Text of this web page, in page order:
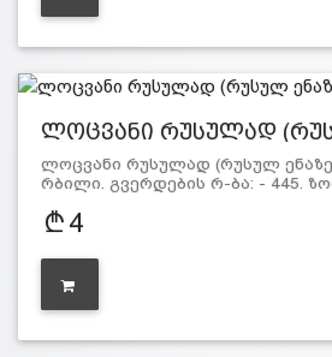
ლოცვანი რუსულად
ლოცვანი რუსულად (რუსულ
რბილი. გვერდების რ-ბა: - 445.
4